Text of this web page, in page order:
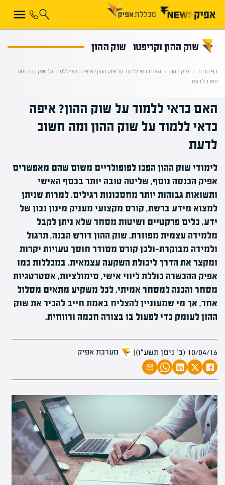
שוק ההון וקריפטו שוק ההון
דף הבית ‹ שוק ההון ‹ האם כדאי ללמוד על שוק ההון? איפה כדאי ללמוד על שוק ההון ומה
חשוב לדעת
האם כדאי ללמוד על שוק ההון? איפה
כדאי ללמוד על שוק ההון ומה חשוב
לדעת
לימודי שוק ההון הפכו לפופולריים משום שהם מאפשרים
אפיק הכנסה נוסף, שליטה טובה יותר בכסף האישי
ותשואות גבוהות יותר מחסכונות רגילים. למרות שניתן
למצוא מידע ברשת, קורס מקצועי מעניק מינון נכון של
ידע, כלים פרקטיים ושיטות מסחר שלא ניתן לקבל
מלמידה עצמית מפוזרת. שוק ההון דורש הבנה, תרגול
ולמידה מבוקרת—ולכן קורס מסודר חוסך טעויות יקרות
ומקצר את הדרך ליכולת השקעה עצמאית. במכללות כמו
אפיק ההכשרה כוללת ליווי אישי, סימולציות, אסטרטגיות
מסחר והכנה למסחר אמיתי. לכל משקיע מתאים מסלול
אחר, אך מי שמעוניין להצליח באמת חייב להכיר את שוק
ההון לעומק כדי לפעול בו בצורה חכמה ורווחית.
10/04/16 (ב׳ ניסן תשע״ו) | מערכת אפיק